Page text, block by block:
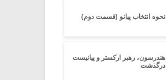
نحوه انتخاب پیانو (قسمت دوم)
هندرسون، رهبر ارکستر و پیانیست
درگذشت